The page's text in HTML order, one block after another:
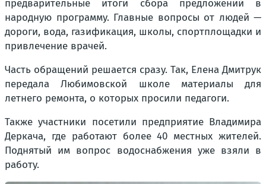
предварительные итоги сбора предложений в
народную программу. Главные вопросы от людей —
дороги, вода, газификация, школы, спортплощадки и
привлечение врачей.
Часть обращений решается сразу. Так, Елена Дмитрук
передала Любимовской школе материалы для
летнего ремонта, о которых просили педагоги.
Также участники посетили предприятие Владимира
Деркача, где работают более 40 местных жителей.
Поднятый им вопрос водоснабжения уже взяли в
работу.